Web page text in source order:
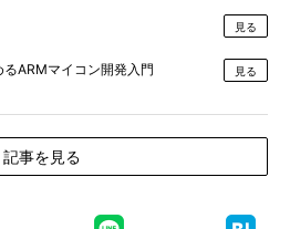
見る
ARMマイコン開発入門 見る
記事を見る